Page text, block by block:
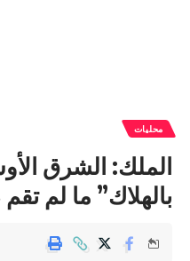
محليات
الملك: الشرق
بالهلاك” ما لم